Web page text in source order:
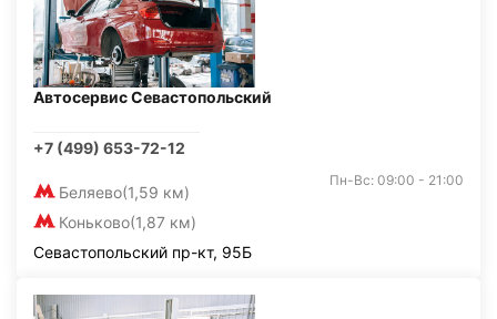
Автосервис Севастопольский
+7 (499) 653-72-12
Беляево(1,59 км)
Коньково(1,87 км)
Пн-Вс: 09:00 - 21:00
Севастопольский пр-кт, 95Б